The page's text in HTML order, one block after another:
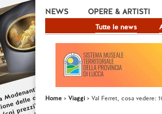
NEWS
Tutte le news
OPERE & ARTISTI
Home Viaggi Val Ferret, cosa vedere: